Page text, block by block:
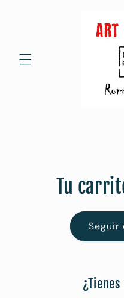
Tu
Seguir